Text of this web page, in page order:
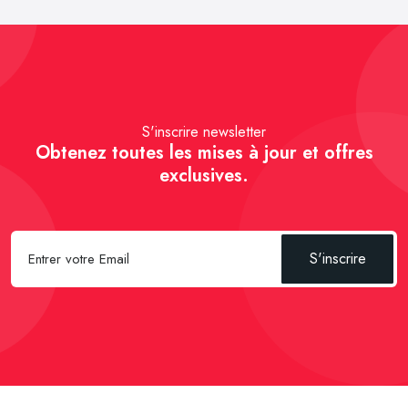
S'inscrire newsletter
Obtenez toutes les mises à jour et offres
exclusives.
S'inscrire